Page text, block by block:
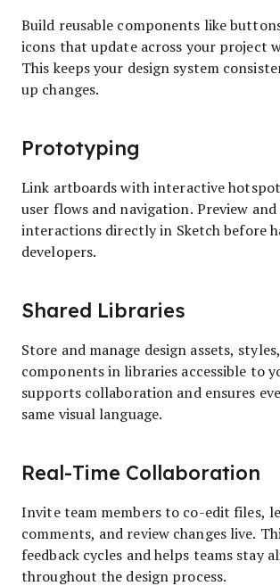
Build reusable components like
icons that update across your project
This keeps your design system
up changes.
Prototyping
Link artboards with interactive
user flows and navigation. Preview
interactions directly in Sketch before
developers.
Shared Libraries
Store and manage design assets,
components in libraries accessible to
supports collaboration and ensures
same visual language.
Real-Time Collaboration
Invite team members to co-edit files,
comments, and review changes live.
feedback cycles and helps teams stay
throughout the design process.